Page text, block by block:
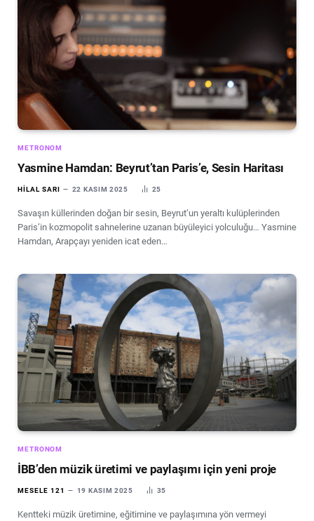
METRONOM
Yasmine Hamdan: Beyrut’tan Paris’e, Sesin Haritası
HILAL SARI 22 KASIM 2025 25
Savaşın küllerinden doğan bir sesin, Beyrut’un yeraltı kulüplerinden
Paris’in kozmopolit sahnelerine uzanan büyüleyici yolculuğu… Yasmine
Hamdan, Arapçayı yeniden icat eden…
METRONOM
İBB’den müzik üretimi ve paylaşımı için yeni proje
MESELE 121 19 KASIM 2025 35
Kentteki müzik üretimine, eğitimine ve paylaşımına yön vermeyi